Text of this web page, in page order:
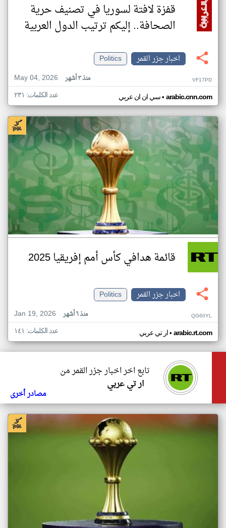
قفزة لافتة لسوريا في تصنيف حرية
الصحافة.. إليكم ترتيب الدول العربية
اخبار جزر القمر
Politics
May 04, 2026
منذ ٣ أشهر VF17PD
سي ان ان عربي• arabic.cnn.com عدد الكلمات: ٢٣١
قائمة هدافي كأس أمم إفريقيا 2025
اخبار جزر القمر
Politics
Jan 19, 2026
منذ ٦ أشهر QG60YL
ار تي عربي• arabic.rt.com عدد الكلمات: ١٤١
تابع اخر اخبار جزر القمر من
ار تي عربي
مصادر أخرى